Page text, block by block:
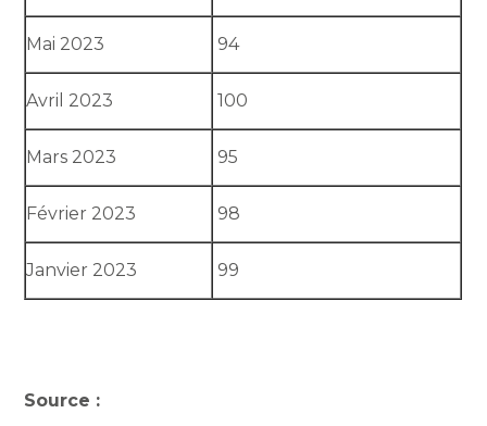
Mai 2023 94
Avril 2023 100
Mars 2023 95
Février 2023 98
Janvier 2023 99
Source :